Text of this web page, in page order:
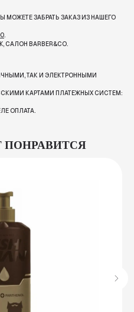
ЗАБРАТЬ ЗАКАЗ ИЗ НАШЕГО
.
САЛОН BARBER&CO.
ТАК И ЭЛЕКТРОННЫМИ
КАРТАМИ ПЛАТЕЖНЫХ СИСТЕМ:
ОПЛАТА.